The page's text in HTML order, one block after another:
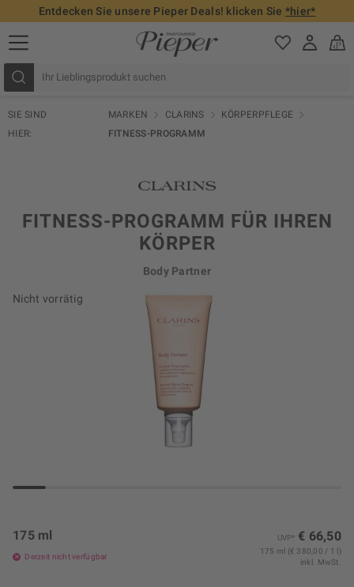
Entdecken Sie unsere Pieper Deals! klicken Sie *hier*
SIE SIND
HIER:
MARKEN CLARINS
KÖRPERPFLEGE
FITNESS-PROGRAMM
Nicht vorrätig
FITNESS-PROGRAMM FÜR IHREN
KÖRPER
Body Partner
UVP* € 66,50
175 ml
Derzeit nicht verfügbar
175 ml (€ 380,00 / 1 l)
inkl. MwSt.